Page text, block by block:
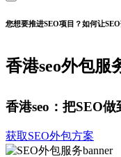
您想要推进SEO项目？如何让
香港seo外包服
香港seo：把SEO
获取SEO外包方案